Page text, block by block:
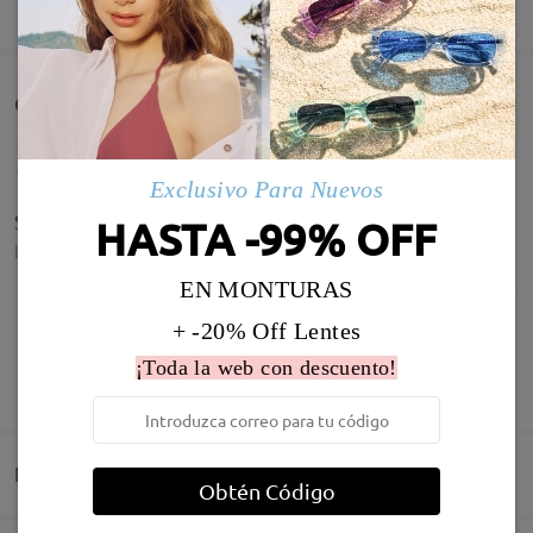
Infomación de Modelo
Comentarios de Clientes(179)
Son muy ligeras y quedan bien
by Amanda Martinez Abadon Jul 25 , 2026
todo bien, gracias
Jul 13 , 2026
Leer todos los
MOSTRAR MÁS
Entrega
Exclusivo Para Nuevos
HASTA -99% OFF
EN MONTURAS
+ -20% Off Lentes
¡Toda la web con descuento!
Obtén Código